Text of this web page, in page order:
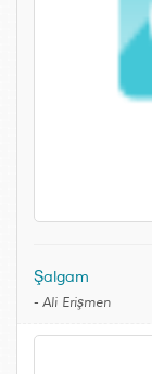
Şalgam
- Ali Erişmen